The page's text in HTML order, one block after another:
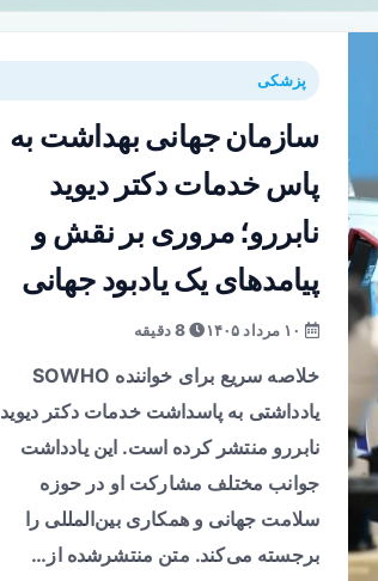
پزشکی
سازمان جهانی بهداشت به
پاس خدمات دکتر دیوید
نابررو؛ مروری بر نقش و
پیامدهای یک یادبود جهانی
8 دقیقه
خلاصه سریع برای خواننده SОWHO
یادداشتی به پاسداشت خدمات دکتر دیوید
نابررو منتشر کرده است. این یادداشت
جوانب مختلف مشارکت او در حوزه
سلامت جهانی و همکاری بین‌المللی را
برجسته می‌کند. متن منتشرشده از…